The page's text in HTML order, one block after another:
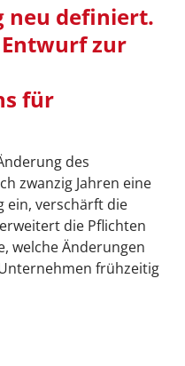
neu definiert.
zur
für
des
zwanzig Jahren eine
ein, verschärft die
die Pflichten
welche Änderungen
frühzeitig